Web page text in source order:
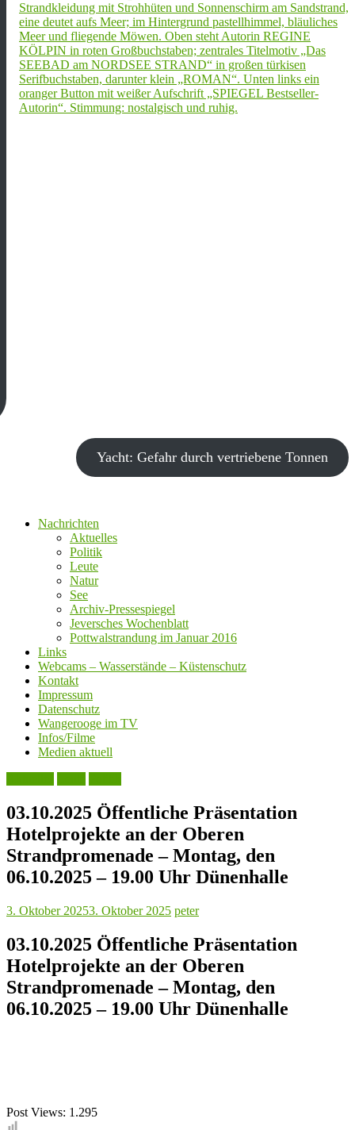
Yacht: Gefahr durch vertriebene Tonnen
Nachrichten
Aktuelles
Politik
Leute
Natur
See
Archiv-Pressespiegel
Jeversches Wochenblatt
Pottwalstrandung im Januar 2016
Links
Webcams – Wasserstände – Küstenschutz
Kontakt
Impressum
Datenschutz
Wangerooge im TV
Infos/Filme
Medien aktuell
03.10.2025 Öffentliche Präsentation
Hotelprojekte an der Oberen
Strandpromenade – Montag, den
06.10.2025 – 19.00 Uhr Dünenhalle
3. Oktober 20253. Oktober 2025 peter
03.10.2025 Öffentliche Präsentation
Hotelprojekte an der Oberen
Strandpromenade – Montag, den
06.10.2025 – 19.00 Uhr Dünenhalle
Post Views: 1.295